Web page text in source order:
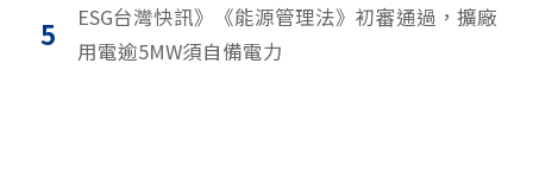
5
ESG台灣快訊》《能源管理法》初審通過，擴廠
用電逾5MW須自備電力